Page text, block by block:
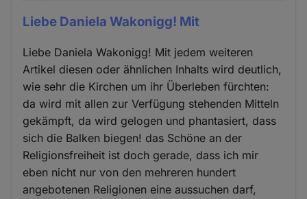
Liebe Daniela Wakonigg! Mit
Liebe Daniela Wakonigg! Mit jedem weiteren
Artikel diesen oder ähnlichen Inhalts wird deutlich,
wie sehr die Kirchen um ihr Überleben fürchten:
da wird mit allen zur Verfügung stehenden Mitteln
gekämpft, da wird gelogen und phantasiert, dass
sich die Balken biegen! das Schöne an der
Religionsfreiheit ist doch gerade, dass ich mir
eben nicht nur von den mehreren hundert
angebotenen Religionen eine aussuchen darf,